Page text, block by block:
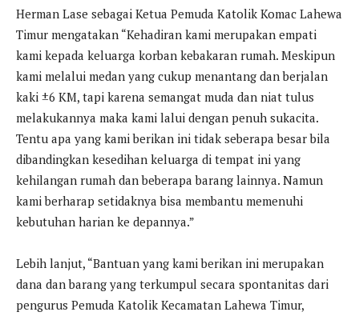
Herman Lase sebagai Ketua Pemuda Katolik Komac Lahewa
Timur mengatakan “Kehadiran kami merupakan empati
kami kepada keluarga korban kebakaran rumah. Meskipun
kami melalui medan yang cukup menantang dan berjalan
kaki ±6 KM, tapi karena semangat muda dan niat tulus
melakukannya maka kami lalui dengan penuh sukacita.
Tentu apa yang kami berikan ini tidak seberapa besar bila
dibandingkan kesedihan keluarga di tempat ini yang
kehilangan rumah dan beberapa barang lainnya. Namun
kami berharap setidaknya bisa membantu memenuhi
kebutuhan harian ke depannya.”
Lebih lanjut, “Bantuan yang kami berikan ini merupakan
dana dan barang yang terkumpul secara spontanitas dari
pengurus Pemuda Katolik Kecamatan Lahewa Timur,